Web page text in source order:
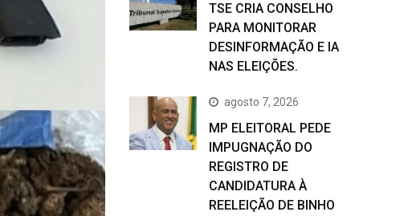
TSE CRIA CONSELHO
PARA MONITORAR
DESINFORMAÇÃO E IA
NAS ELEIÇÕES.
agosto 7, 2026
MP ELEITORAL PEDE
IMPUGNAÇÃO DO
REGISTRO DE
CANDIDATURA À
REELEIÇÃO DE BINHO